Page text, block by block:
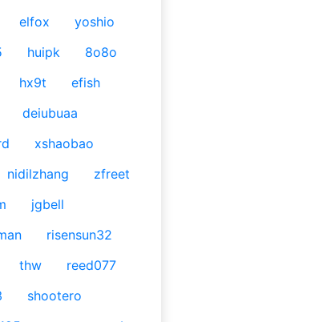
elfox
yoshio
huipk
8o8o
hx9t
efish
deiubuaa
xshaobao
nidilzhang
zfreet
jgbell
risensun32
thw
reed077
shootero